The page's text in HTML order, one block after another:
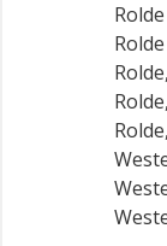
Rolde